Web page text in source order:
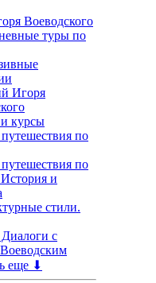
Воеводского
туры по
Игоря
курсы
по
по
и
стили.
с
еще ⬇